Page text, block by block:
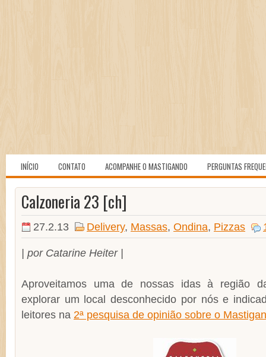
INÍCIO CONTATO ACOMPANHE O MASTIGANDO PERGUNTAS
Calzoneria 23 [ch]
27.2.13 Delivery, Massas, Ondina, Pizzas
| por Catarine Heiter |
Aproveitamos uma de nossas idas à região
explorar um local desconhecido por nós e
leitores na 2ª pesquisa de opinião sobre o